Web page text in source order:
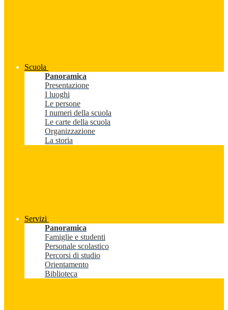
Scuola
Panoramica
Presentazione
I luoghi
Le persone
I numeri della scuola
Le carte della scuola
Organizzazione
La storia
Servizi
Panoramica
Famiglie e studenti
Personale scolastico
Percorsi di studio
Orientamento
Biblioteca